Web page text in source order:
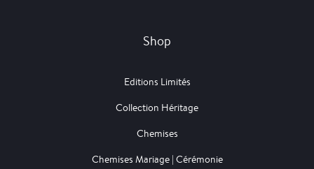
Shop
Editions Limités
Collection Héritage
Chemises
Chemises Mariage | Cérémonie